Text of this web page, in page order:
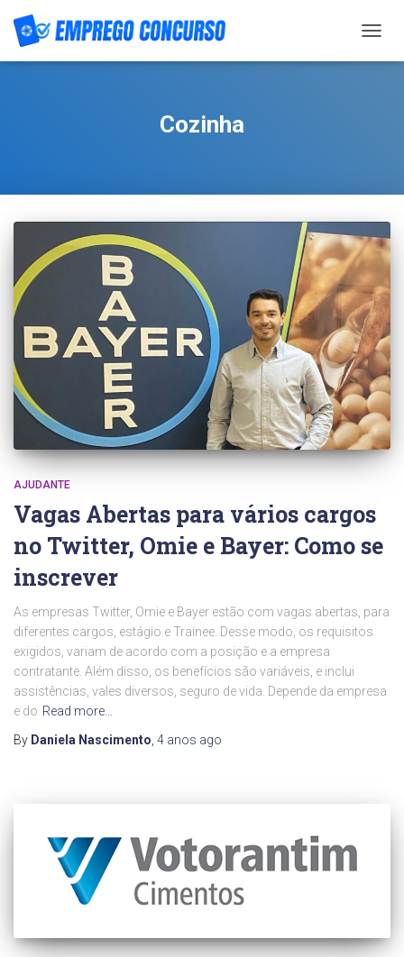
Cozinha
AJUDANTE
Vagas Abertas para vários cargos
no Twitter, Omie e Bayer: Como se
inscrever
As empresas Twitter, Omie e Bayer estão com vagas abertas, para
diferentes cargos, estágio e Trainee. Desse modo, os requisitos
exigidos, variam de acordo com a posição e a empresa
contratante. Além disso, os benefícios são variáveis, e inclui
assistências, vales diversos, seguro de vida. Depende da empresa
e do Read more…
By Daniela Nascimento 4 anos ago